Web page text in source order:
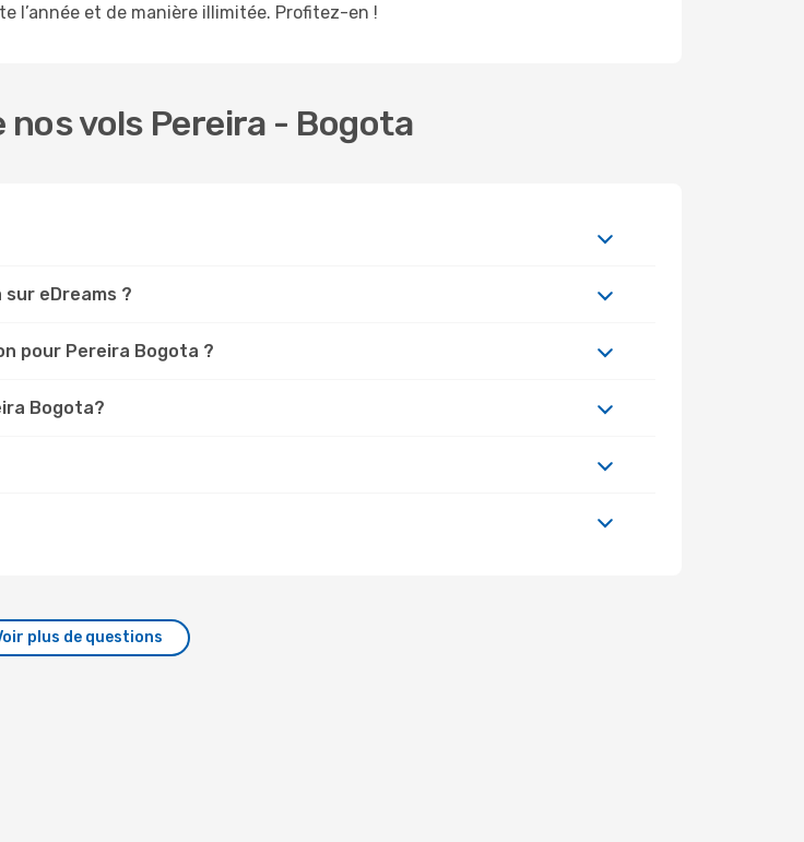
l’année et de manière illimitée. Profitez-en !
vols Pereira - Bogota
eDreams ?
pour Pereira Bogota ?
Bogota?
plus de questions